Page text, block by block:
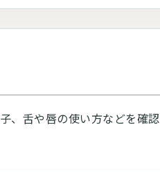
、舌や唇の使い方などを確